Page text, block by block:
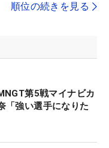
順位の続きを見る
第5戦マイナビカ
「強い選手になりた